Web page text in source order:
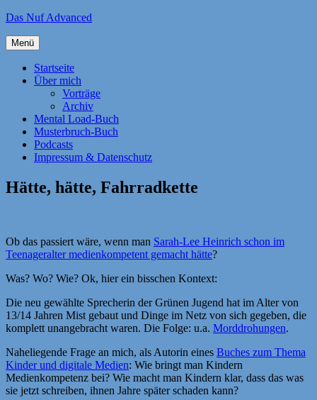
Zum
springen
Das Nuf Advanced
Menü
Startseite
Über mich
Vorträge
Archiv
Mental Load-Buch
Musterbruch-Buch
Podcasts
Impressum & Datenschutz
Hätte, hätte, Fahrradkette
Ob das passiert wäre, wenn man Sarah-Lee Heinrich schon im
Teenageralter medienkompetent gemacht hätte?
Was? Wo? Wie? Ok, hier ein bisschen Kontext:
Die neu gewählte Sprecherin der Grünen Jugend hat im Alter von
13/14 Jahren Mist gebaut und Dinge im Netz von sich gegeben, die
komplett unangebracht waren. Die Folge: u.a. Morddrohungen.
Naheliegende Frage an mich, als Autorin eines Buches zum Thema
Kinder und digitale Medien: Wie bringt man Kindern
Medienkompetenz bei? Wie macht man Kindern klar, dass das was
sie jetzt schreiben, ihnen Jahre später schaden kann?